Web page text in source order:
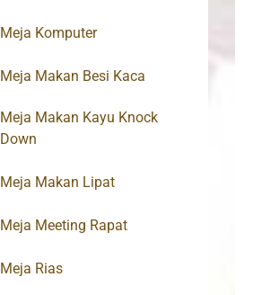
Meja Komputer
Meja Makan Besi Kaca
Meja Makan Kayu Knock
Down
Meja Makan Lipat
Meja Meeting Rapat
Meja Rias